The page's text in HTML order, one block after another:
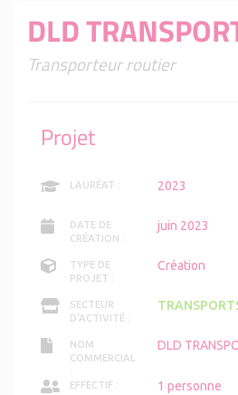
DLD
Transporteur routier
Projet
LAURÉAT : 2023
DATE DE
CRÉATION :
juin 2023
TYPE DE
PROJET :
Création
SECTEUR
D'ACTIVITÉ :
NOM
COMMERCIAL
:
DLD
EFFECTIF : 1 personne